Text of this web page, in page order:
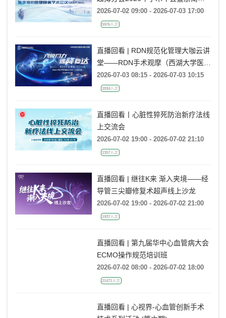
起搏分会2026年学术年会暨浙南心
脏瓣膜病学术会议
2026-07-02 09:00 - 2026-07-03 17:00
直播回看 | RDN规范化管理大咖云讲
堂——RDN手术观摩（西湖大学医学
院附属杭州市第一人民医院站）
2026-07-03 08:15 - 2026-07-03 10:15
直播回看丨心脏性猝死防治新疗法线
上交流会
2026-07-02 19:00 - 2026-07-02 21:10
直播回看 | 继往K来 渐入夹境——经
导管三尖瓣修复术超声线上沙龙
2026-07-02 19:00 - 2026-07-02 21:00
直播回看 | 第九届华中心血管病大会
ECMO操作规范培训班
2026-07-02 08:00 - 2026-07-02 18:00